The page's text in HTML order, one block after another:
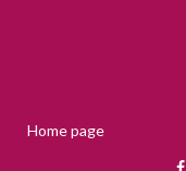
Home page